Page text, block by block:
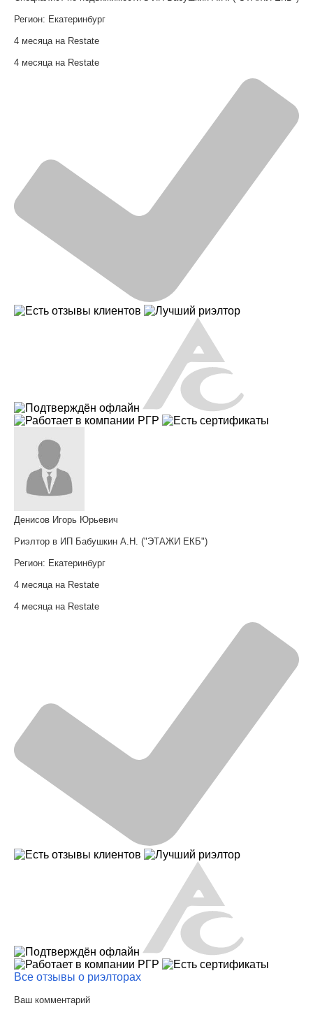
Регион: Екатеринбург
4 месяца на Restate
4 месяца на Restate
Денисов Игорь Юрьевич
Риэлтор в ИП Бабушкин А.Н. ("ЭТАЖИ ЕКБ")
Регион: Екатеринбург
4 месяца на Restate
4 месяца на Restate
Все отзывы о риэлторах
Ваш комментарий